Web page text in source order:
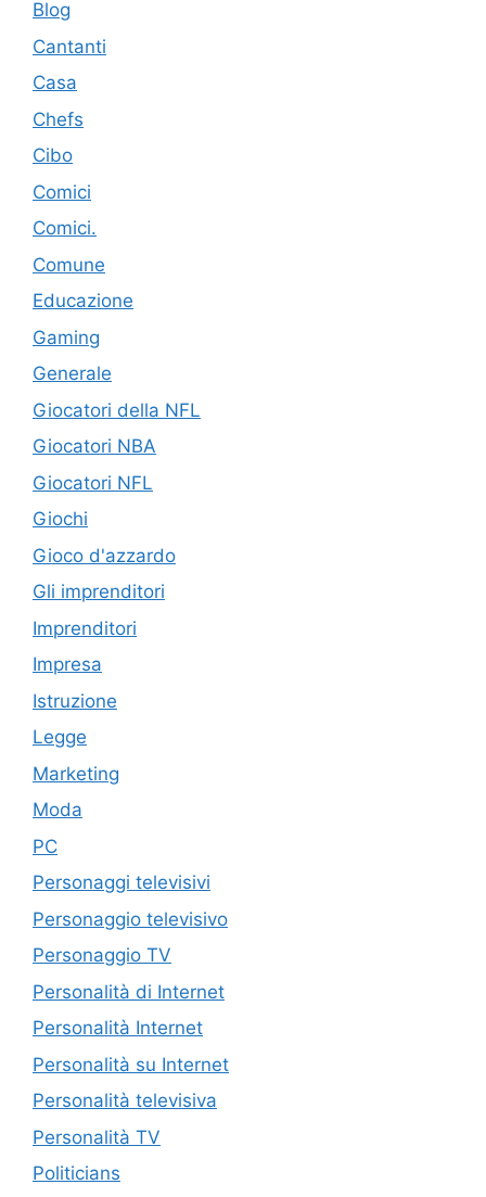
Blog
Cantanti
Casa
Chefs
Cibo
Comici
Comici.
Comune
Educazione
Gaming
Generale
Giocatori della NFL
Giocatori NBA
Giocatori NFL
Giochi
Gioco d'azzardo
Gli imprenditori
Imprenditori
Impresa
Istruzione
Legge
Marketing
Moda
PC
Personaggi televisivi
Personaggio televisivo
Personaggio TV
Personalità di Internet
Personalità Internet
Personalità su Internet
Personalità televisiva
Personalità TV
Politicians